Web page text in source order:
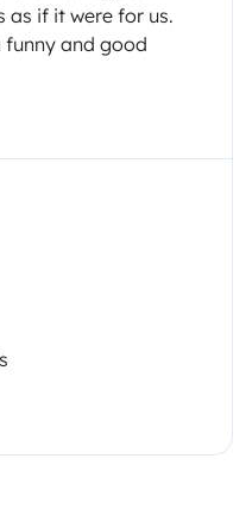
as if it were for us.
funny and good